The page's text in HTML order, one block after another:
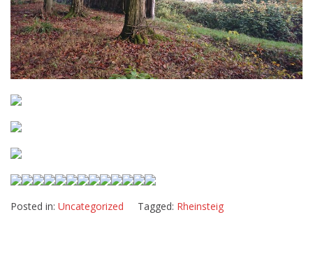
Posted in: Uncategorized Tagged: Rheinsteig